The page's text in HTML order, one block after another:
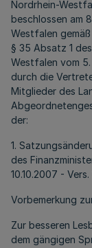
Nordrhein-
beschlossen am
Westfalen gemäß
§ 35 Absatz 1
Westfalen vom 5.
durch die
Mitglieder des
der:
1.
des
10.10.2007 -
Vorbemerkung
Zur besseren
dem gängigen